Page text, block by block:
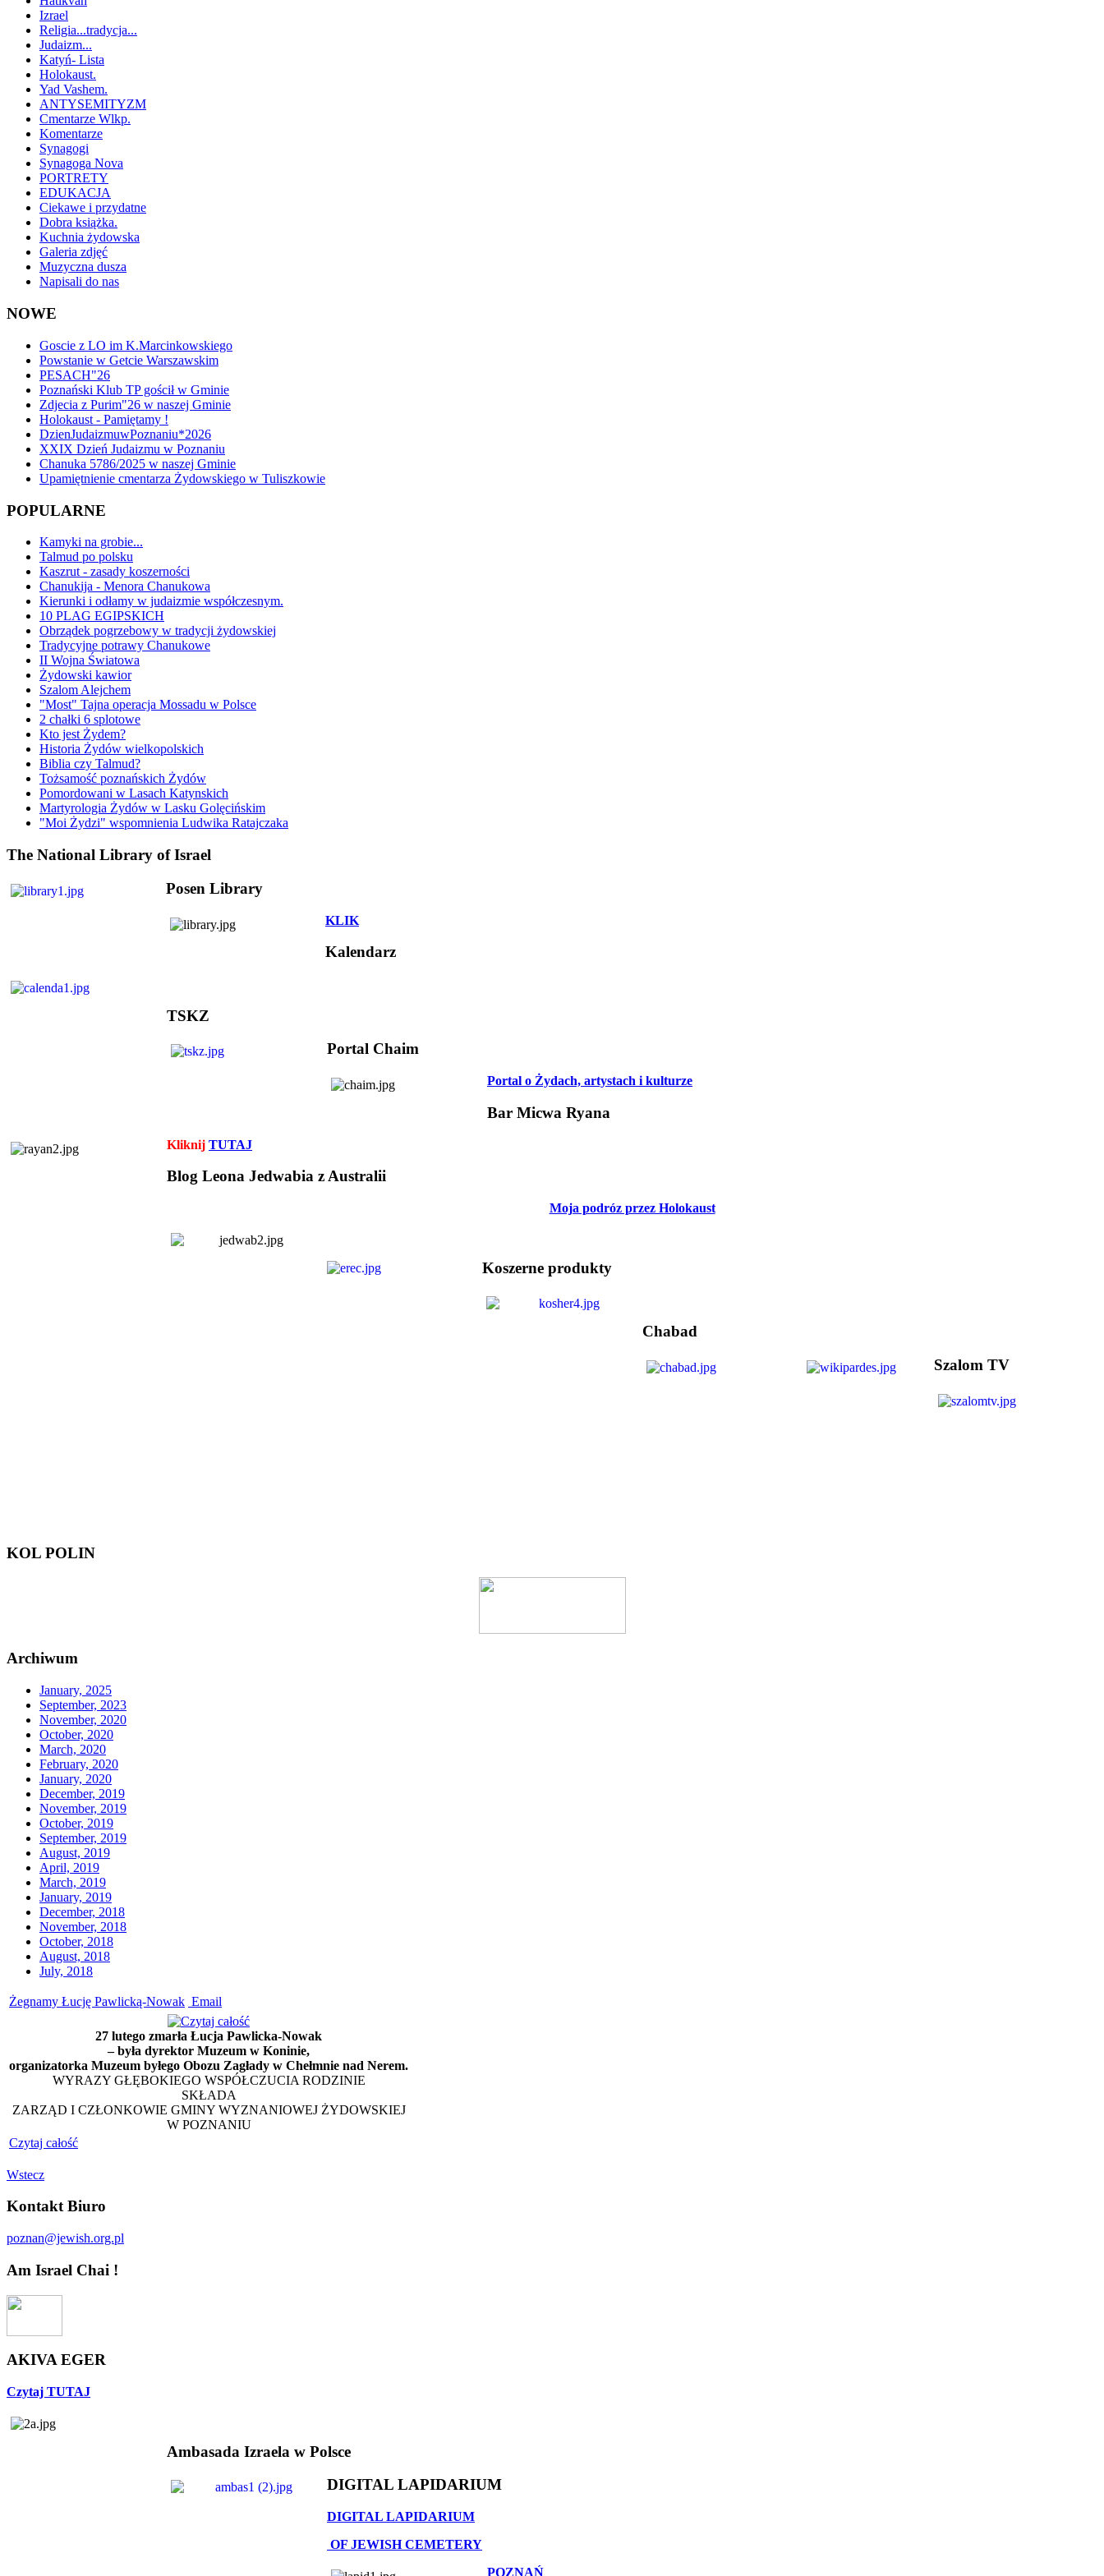
Izrael
Religia...tradycja...
Judaizm...
Katyń- Lista
Holokaust.
Yad Vashem.
ANTYSEMITYZM
Cmentarze Wlkp.
Komentarze
Synagogi
Synagoga Nova
PORTRETY
EDUKACJA
Ciekawe i przydatne
Dobra książka.
Kuchnia żydowska
Galeria zdjęć
Muzyczna dusza
Napisali do nas
NOWE
Goscie z LO im K.Marcinkowskiego
Powstanie w Getcie Warszawskim
PESACH"26
Poznański Klub TP gościł w Gminie
Zdjecia z Purim"26 w naszej Gminie
Holokaust - Pamiętamy !
DzienJudaizmuwPoznaniu*2026
XXIX Dzień Judaizmu w Poznaniu
Chanuka 5786/2025 w naszej Gminie
Upamiętnienie cmentarza Żydowskiego w Tuliszkowie
POPULARNE
Kamyki na grobie...
Talmud po polsku
Kaszrut - zasady koszerności
Chanukija - Menora Chanukowa
Kierunki i odłamy w judaizmie współczesnym.
10 PLAG EGIPSKICH
Obrządek pogrzebowy w tradycji żydowskiej
Tradycyjne potrawy Chanukowe
II Wojna Światowa
Żydowski kawior
Szalom Alejchem
"Most" Tajna operacja Mossadu w Polsce
2 chałki 6 splotowe
Kto jest Żydem?
Historia Żydów wielkopolskich
Biblia czy Talmud?
Tożsamość poznańskich Żydów
Pomordowani w Lasach Katynskich
Martyrologia Żydów w Lasku Golęcińskim
"Moi Żydzi" wspomnienia Ludwika Ratajczaka
The National Library of Israel
Posen Library
KLIK
Kalendarz
TSKZ
Portal Chaim
Portal o Żydach, artystach i kulturze
Bar Micwa Ryana
Kliknij TUTAJ
Blog Leona Jedwabia z Australii
Moja podróz przez Holokaust
Koszerne produkty
Chabad
Szalom TV
KOL POLIN
Archiwum
January, 2025
September, 2023
November, 2020
October, 2020
March, 2020
February, 2020
January, 2020
December, 2019
November, 2019
October, 2019
September, 2019
August, 2019
April, 2019
March, 2019
January, 2019
December, 2018
November, 2018
October, 2018
August, 2018
July, 2018
Żegnamy Łucję Pawlicką-Nowak Email
27 lutego zmarła Łucja Pawlicka-Nowak
– była dyrektor Muzeum w Koninie,
organizatorka Muzeum byłego Obozu Zagłady w Chełmnie nad Nerem.
WYRAZY GŁĘBOKIEGO WSPÓŁCZUCIA RODZINIE
SKŁADA
ZARZĄD I CZŁONKOWIE GMINY WYZNANIOWEJ ŻYDOWSKIEJ
W POZNANIU
Czytaj całość
Wstecz
Kontakt Biuro
poznan@jewish.org.pl
Am Israel Chai !
AKIVA EGER
Czytaj TUTAJ
Ambasada Izraela w Polsce
DIGITAL LAPIDARIUM
DIGITAL LAPIDARIUM
OF JEWISH CEMETERY
POZNAŃ